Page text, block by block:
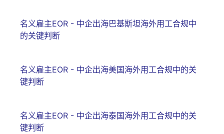
名义雇主EOR - 中企出海巴基斯坦海外用工合规中
的关键判断
名义雇主EOR - 中企出海美国海外用工合规中的关
键判断
名义雇主EOR - 中企出海泰国海外用工合规中的关
键判断